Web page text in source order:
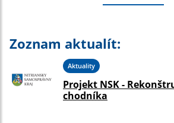
Zoznam aktualít:
Aktuality
Projekt NSK -
chodníka